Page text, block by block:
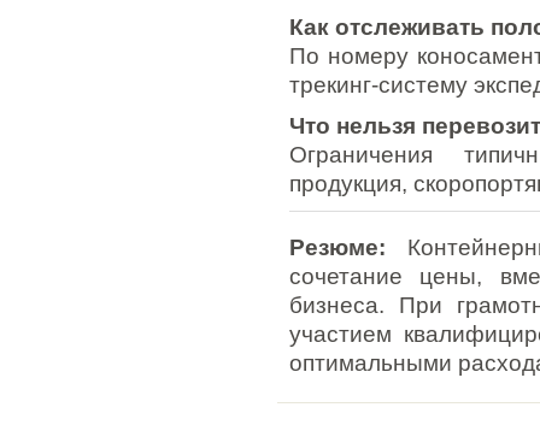
Как отслеживать
По номеру
трекинг-систему
Что нельзя
Ограничения
продукция,
Резюме:
сочетание цены,
бизнеса. При
участием
оптимальными